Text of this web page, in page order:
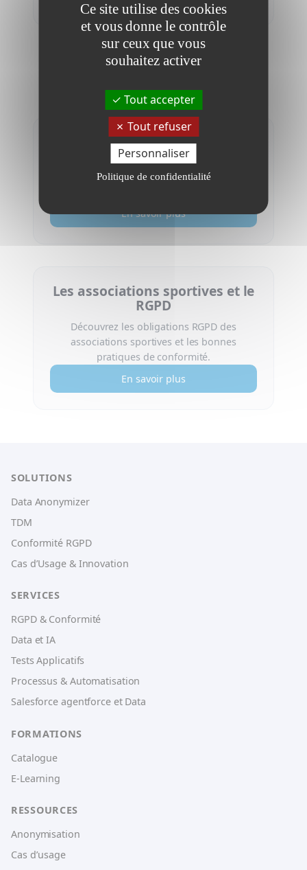
En savoir plus
DPO pour les associations
sportives
Notre offre RGPD dédiée aux associations
En savoir plus
Les associations sportives et le
RGPD
Découvrez les obligations RGPD des
associations sportives et les bonnes
pratiques de conformité.
En savoir plus
SOLUTIONS
Data Anonymizer
TDM
Conformité RGPD
Cas d’Usage & Innovation
SERVICES
RGPD & Conformité
Data et IA
Tests Applicatifs
Processus & Automatisation
Salesforce agentforce et Data
FORMATIONS
Catalogue
E-Learning
RESSOURCES
Anonymisation
Cas d’usage
Ce site utilise des cookies
et vous donne le contrôle
sur ceux que vous
souhaitez activer
Tout accepter
Tout refuser
Personnaliser
Politique de confidentialité